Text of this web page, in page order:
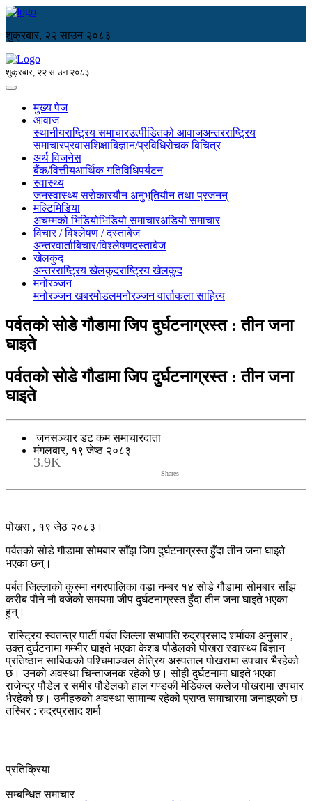
शुक्रबार, २२ साउन २०८३
शुक्रबार, २२ साउन २०८३
मुख्य पेज
आवाज
स्थानीयराष्ट्रिय समाचारउत्पीडितको आवाजअन्तरराष्ट्रिय
समाचारप्रवासशिक्षाबिज्ञान/प्रविधिरोचक बिचित्र
अर्थ विजनेस
बैंक/वित्तीयआर्थिक गतिविधिपर्यटन
स्वास्थ्य
जनस्वास्थ्य सरोकारयौन अनुभूतियौन तथा प्रजनन्
मल्टिमिडिया
अचम्मको भिडियोभिडियो समाचारअडियो समाचार
विचार / विश्लेषण / दस्ताबेज
अन्तरवार्ताबिचार/विश्लेषणदस्ताबेज
खेलकुद
अन्तरराष्ट्रिय खेलकुदराष्ट्रिय खेलकुद
मनोरञ्जन
मनोरञ्जन खबरमोडलमनोरञ्जन वार्ताकला साहित्य
पर्वतको सोडे गौडामा जिप दुर्घटनाग्रस्त : तीन जना
घाइते
पर्वतको सोडे गौडामा जिप दुर्घटनाग्रस्त : तीन जना
घाइते
जनसञ्चार डट कम समाचारदाता
मंगलबार, १९ जेष्ठ २०८३
3.9K
Shares
पोखरा , १९ जेठ २०८३।
पर्वतको सोडे गौडामा सोमबार साँझ जिप दुर्घटनाग्रस्त हुँदा तीन जना घाइते
भएका छन्।
पर्बत जिल्लाको कुस्मा नगरपालिका वडा नम्बर १४ सोडे गौडामा सोमबार साँझ
करीब पौने नौ बजेको समयमा जीप दुर्घटनाग्रस्त हुँदा तीन जना घाइते भएका
हुन्।
रास्ट्रिय स्वतन्त्र पार्टी पर्बत जिल्ला सभापति रुद्रप्रसाद शर्माका अनुसार ,
उक्त दुर्घटनामा गम्भीर घाइते भएका केशब पौडेलको पोखरा स्वास्थ्य बिज्ञान
प्रतिष्ठान साबिकको पश्चिमाञ्चल क्षेत्रिय अस्पताल पोखरामा उपचार भैरहेको
छ। उनको अवस्था चिन्ताजनक रहेको छ। सोही दुर्घटनामा घाइते भएका
राजेन्द्र पौडेल र समीर पौडेलको हाल गण्डकी मेडिकल कलेज पोखरामा उपचार
भैरहेको छ। उनीहरुको अवस्था सामान्य रहेको प्राप्त समाचारमा जनाइएको छ।
तस्बिर : रुद्रप्रसाद शर्मा
प्रतिक्रिया
सम्बन्धित समाचार